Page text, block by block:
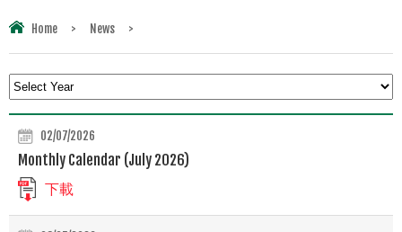
Home > News >
02/07/2026
Monthly Calendar (July 2026)
下載